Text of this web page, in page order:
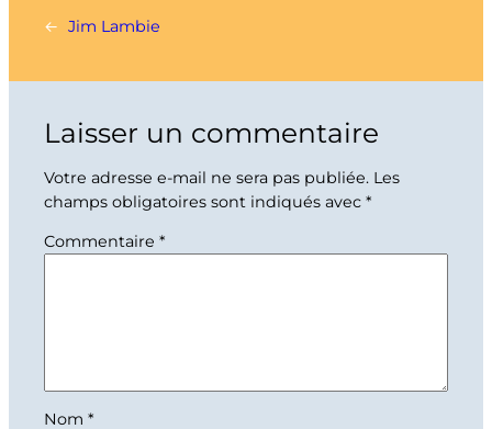
← Jim Lambie
Laisser un commentaire
Votre adresse e-mail ne sera pas publiée. Les
champs obligatoires sont indiqués avec *
Commentaire *
Nom *